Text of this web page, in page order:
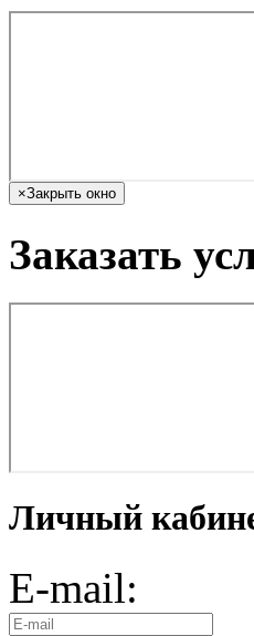
×Закрыть окно
Заказать
Личный
E-mail: